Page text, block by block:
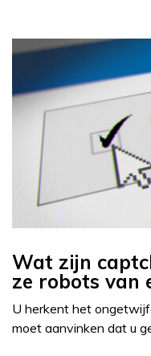
Wat zijn
ze robots van
U herkent het
moet aanvinken dat u